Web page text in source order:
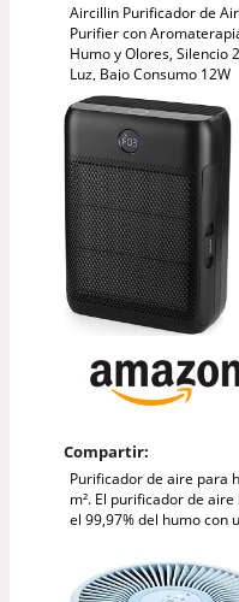
Aircillin Purificador de
Purifier con
Humo y Olores, Silencio
Luz, Bajo Consumo 12W
Compartir:
Purificador de aire para
m². El purificador de
el 99,97% del humo con